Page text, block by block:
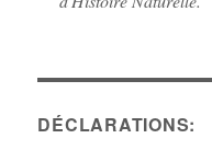
DÉCLARATIONS: